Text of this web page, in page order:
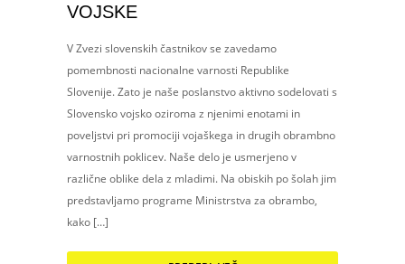
VOJSKE
V Zvezi slovenskih častnikov se zavedamo
pomembnosti nacionalne varnosti Republike
Slovenije. Zato je naše poslanstvo aktivno sodelovati s
Slovensko vojsko oziroma z njenimi enotami in
poveljstvi pri promociji vojaškega in drugih obrambno
varnostnih poklicev. Naše delo je usmerjeno v
različne oblike dela z mladimi. Na obiskih po šolah jim
predstavljamo programe Ministrstva za obrambo,
kako […]